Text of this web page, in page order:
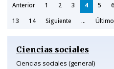
Anterior 1 2 3 4 5 6
13
14 Siguiente ... Último
Ciencias sociales
Ciencias sociales (general)